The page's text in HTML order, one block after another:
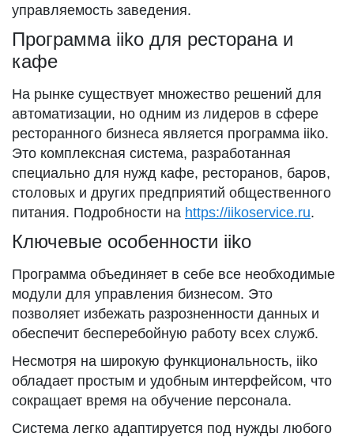
управляемость заведения.
Программа iiko для ресторана и
кафе
На рынке существует множество решений для
автоматизации, но одним из лидеров в сфере
ресторанного бизнеса является программа iiko.
Это комплексная система, разработанная
специально для нужд кафе, ресторанов, баров,
столовых и других предприятий общественного
питания. Подробности на https://iikoservice.ru.
Ключевые особенности iiko
Программа объединяет в себе все необходимые
модули для управления бизнесом. Это
позволяет избежать разрозненности данных и
обеспечит бесперебойную работу всех служб.
Несмотря на широкую функциональность, iiko
обладает простым и удобным интерфейсом, что
сокращает время на обучение персонала.
Система легко адаптируется под нужды любого